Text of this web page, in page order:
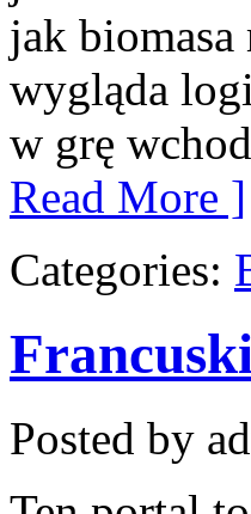
jak biomasa
wygląda
w grę
Read More ]
Categories:
Posted by